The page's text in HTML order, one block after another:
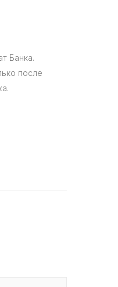
Банка.
после